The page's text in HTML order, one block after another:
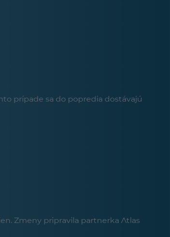
prípade sa do popredia dostávajú
Zmeny pripravila partnerka Atlas